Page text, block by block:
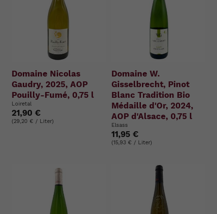
Domaine Nicolas
Gaudry, 2025, AOP
Pouilly-Fumé, 0,75 l
Loiretal
21,90 €
(29,20 € / Liter)
Domaine W.
Gisselbrecht, Pinot
Blanc Tradition Bio
Médaille d'Or, 2024,
AOP d'Alsace, 0,75 l
Elsass
11,95 €
(15,93 € / Liter)